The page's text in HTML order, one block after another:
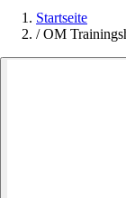
Startseite
/ OM